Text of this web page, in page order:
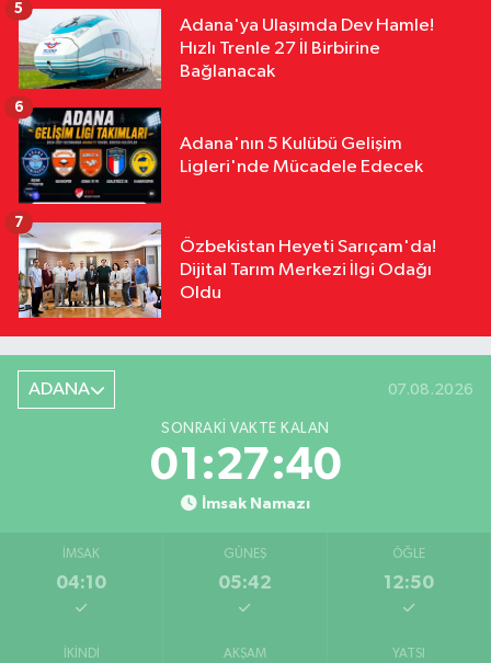
Adana'ya Ulaşımda Dev Hamle!
Hızlı Trenle 27 İl Birbirine
Bağlanacak
5
Adana'nın 5 Kulübü Gelişim
Ligleri'nde Mücadele Edecek
6
Özbekistan Heyeti Sarıçam'da!
Dijital Tarım Merkezi İlgi Odağı
Oldu
7
ADANA 07.08.2026
SONRAKI VAKTE KALAN
01:27:39
İmsak Namazı
İMSAK
04:10
GÜNEŞ
05:42
ÖĞLE
12:50
İKINDI AKŞAM YATSI